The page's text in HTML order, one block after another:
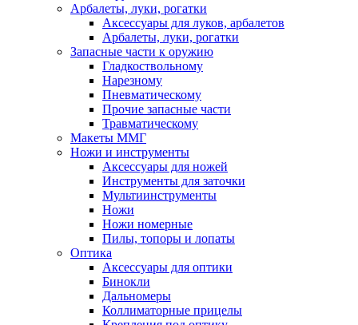
Арбалеты, луки, рогатки
Аксессуары для луков, арбалетов
Арбалеты, луки, рогатки
Запасные части к оружию
Гладкоствольному
Нарезному
Пневматическому
Прочие запасные части
Травматическому
Макеты ММГ
Ножи и инструменты
Аксессуары для ножей
Инструменты для заточки
Мультиинструменты
Ножи
Ножи номерные
Пилы, топоры и лопаты
Оптика
Аксессуары для оптики
Бинокли
Дальномеры
Коллиматорные прицелы